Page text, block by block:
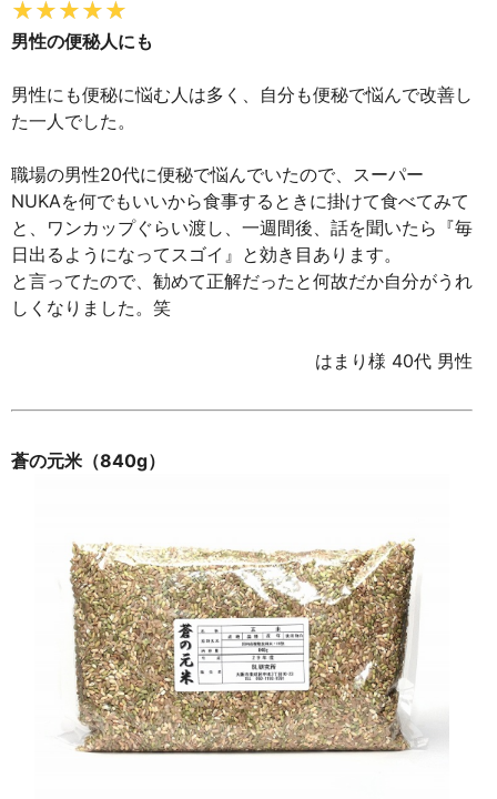
男性の便秘人にも
男性にも便秘に悩む人は多く、自分も便秘で悩んで改善し
た一人でした。
職場の男性20代に便秘で悩んでいたので、スーパー
NUKAを何でもいいから食事するときに掛けて食べてみて
と、ワンカップぐらい渡し、一週間後、話を聞いたら『毎
日出るようになってスゴイ』と効き目あります。
と言ってたので、勧めて正解だったと何故だか自分がうれ
しくなりました。笑
はまり様 40代 男性
蒼の元米（840g）